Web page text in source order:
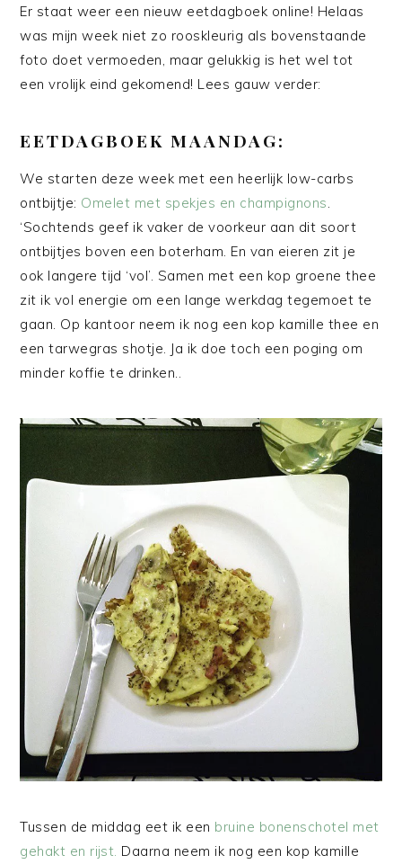
Er staat weer een nieuw eetdagboek online! Helaas
was mijn week niet zo rooskleurig als bovenstaande
foto doet vermoeden, maar gelukkig is het wel tot
een vrolijk eind gekomend! Lees gauw verder:
EETDAGBOEK MAANDAG:
We starten deze week met een heerlijk low-carbs
ontbijtje: Omelet met spekjes en champignons.
‘Sochtends geef ik vaker de voorkeur aan dit soort
ontbijtjes boven een boterham. En van eieren zit je
ook langere tijd ‘vol’. Samen met een kop groene thee
zit ik vol energie om een lange werkdag tegemoet te
gaan. Op kantoor neem ik nog een kop kamille thee en
een tarwegras shotje. Ja ik doe toch een poging om
minder koffie te drinken..
Tussen de middag eet ik een bruine bonenschotel met
gehakt en rijst. Daarna neem ik nog een kop kamille